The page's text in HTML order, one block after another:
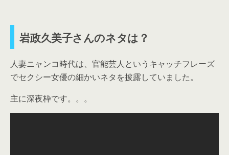
岩政久美子さんのネタは？
人妻ニャンコ時代は、官能芸人というキャッチフレーズ
でセクシー女優の細かいネタを披露していました。
主に深夜枠です。。。